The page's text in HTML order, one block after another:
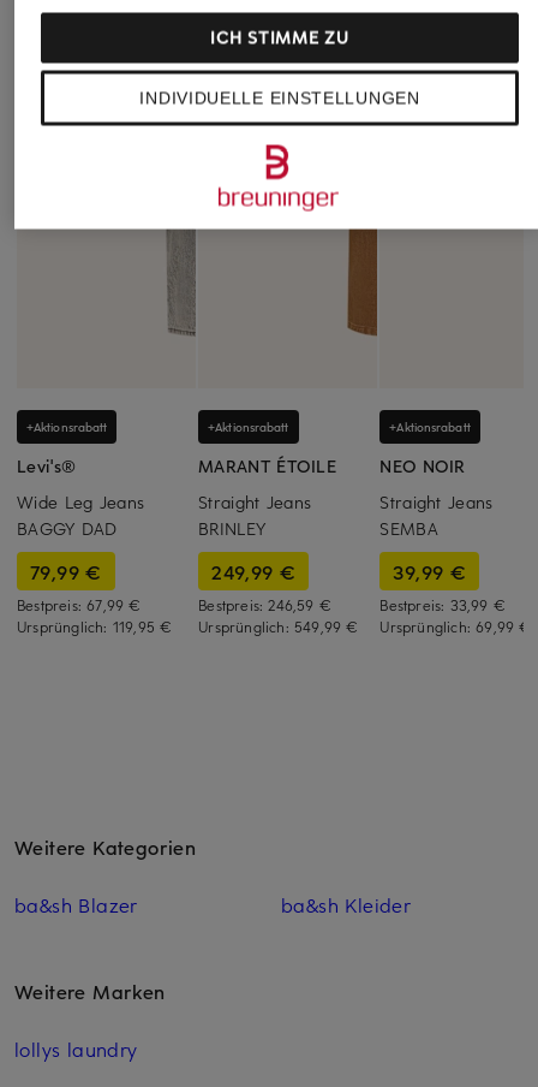
+Aktionsrabatt
Levi's®
Wide Leg Jeans
BAGGY DAD
79,99 €
Bestpreis:67,99 €
Ursprünglich: 119,95 €
+Aktionsrabatt
MARANT ÉTOILE
Straight Jeans
BRINLEY
249,99 €
Bestpreis:246,59 €
Ursprünglich: 549,99 €
+Aktionsrabatt
NEO NOIR
Straight Jeans
SEMBA
39,99 €
Bestpreis: 33,99 €
Ursprünglich:69,99 €
Weitere Kategorien
ba&sh Blazer ba&sh Kleider
Weitere Marken
lollys laundry
INDIVIDUELLE EINSTELLUNGEN
ICH STIMME ZU